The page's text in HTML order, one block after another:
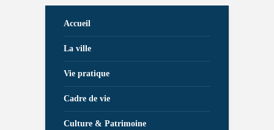
Accueil
La ville
Vie pratique
Cadre de vie
Culture & Patrimoine